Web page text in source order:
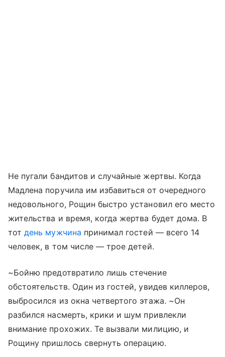
Не пугали бандитов и случайные жертвы. Когда
Мадлена поручила им избавиться от очередного
недовольного, Рощин быстро установил его место
жительства и время, когда жертва будет дома. В
тотдень мужчина принимал гостей — всего 14
человек, в том числе — трое детей.
~Бойню предотвратило лишь стечение
обстоятельств. Один из гостей, увидев киллеров,
выбросился из окна четвертого этажа. ~Он
разбился насмерть, крики и шум привлекли
внимание прохожих. Те вызвали милицию, и
Рощину пришлось свернуть операцию.